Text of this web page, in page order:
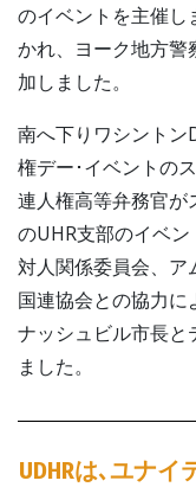
のイベントを主催し
かれ、ヨーク地方警
加しました。
南へ下りワシントン
権デー･イベントの
連人権高等弁務官が
のUHR支部のイベ
対人関係委員会、
国連協会との協力に
ナッシュビル市長と
ました。
UDHRは､ユナ